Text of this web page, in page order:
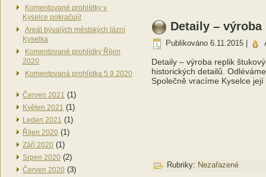
Komentované prohlídky v
Kyselce pokračují!
Areál bývalých městských lázní
Kyselka
Komentované prohlídky Říjen
2020
Komentovaná prohlídka 5.9.2020
Červen 2021 (1)
Květen 2021 (1)
Leden 2021 (1)
Říjen 2020 (1)
Září 2020 (1)
Srpen 2020 (2)
Červen 2020 (3)
Detaily –
Publikováno 6.11.2015
Detaily – výroba replik
historických detailů.
Společně vracíme Kyselce
Rubriky: Nezařazené